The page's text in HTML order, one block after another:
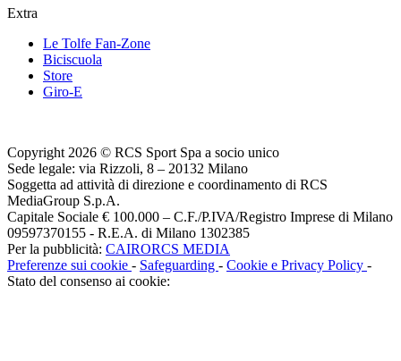
Extra
Le Tolfe Fan-Zone
Biciscuola
Store
Giro-E
Copyright 2026 © RCS Sport Spa a socio unico
Sede legale: via Rizzoli, 8 – 20132 Milano
Soggetta ad attività di direzione e coordinamento di RCS
MediaGroup S.p.A.
Capitale Sociale € 100.000 – C.F./P.IVA/Registro Imprese di Milano
09597370155 - R.E.A. di Milano 1302385
Per la pubblicità: CAIRORCS MEDIA
Preferenze sui cookie - Safeguarding - Cookie e Privacy Policy -
Stato del consenso ai cookie: